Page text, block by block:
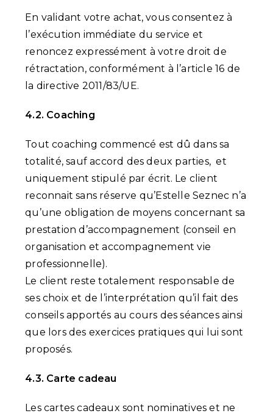
En validant votre achat, vous consentez à
l’exécution immédiate du service et
renoncez expressément à votre droit de
rétractation, conformément à l’article 16 de
la directive 2011/83/UE.
4.2. Coaching
Tout coaching commencé est dû dans sa
totalité, sauf accord des deux parties, et
uniquement stipulé par écrit. Le client
reconnait sans réserve qu’Estelle Seznec n’a
qu’une obligation de moyens concernant sa
prestation d’accompagnement (conseil en
organisation et accompagnement vie
professionnelle).
Le client reste totalement responsable de
ses choix et de l’interprétation qu’il fait des
conseils apportés au cours des séances ainsi
que lors des exercices pratiques qui lui sont
proposés.
4.3. Carte cadeau
Les cartes cadeaux sont nominatives et ne